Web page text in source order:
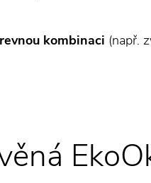
kombinaci (např.